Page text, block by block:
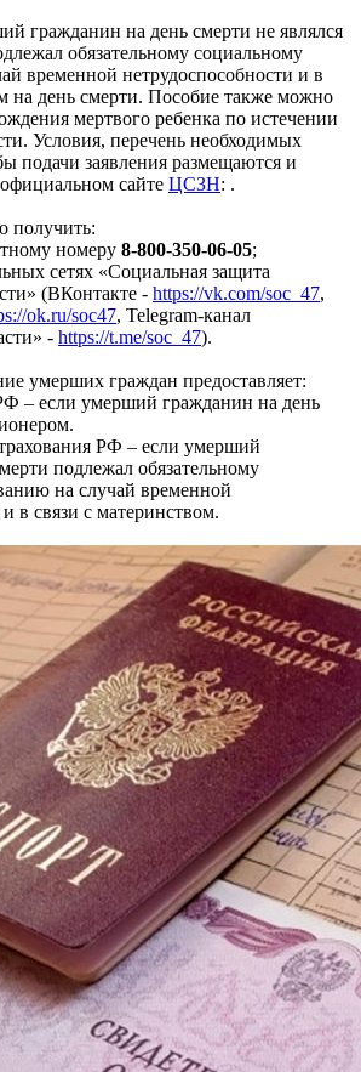
гражданин на день смерти не являлся
обязательному социальному
временной нетрудоспособности и в
на день смерти. Пособие также можно
мертвого ребенка по истечении
Условия, перечень необходимых
подачи заявления размещаются и
сайте ЦСЗН: .
получить:
номеру 8-800-350-06-05;
сетях «Социальная защита
(ВКонтакте - https://vk.com/soc_47,
ok.ru/soc47, Telegram-канал
- https://t.me/soc_47).
умерших граждан предоставляет:
– если умерший гражданин на день
РФ – если умерший
подлежал обязательному
на случай временной
в связи с материнством.